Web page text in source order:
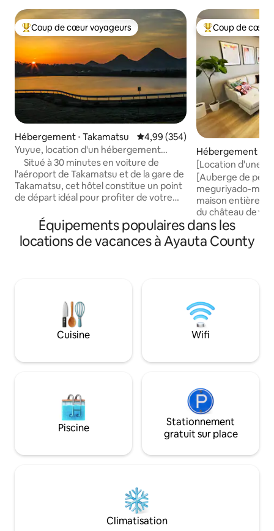
Coups de cœur voyageurs les plus appréciés
Coup de cœur voyageurs
Hébergement ⋅ Takamatsu Évaluation moyenne sur la
4,99 (354)
Yuyue, location d'un hébergement
entier (avec petit déjeuner) ~ Au cœur
de la province de Kagawa, base d'accès à
l'intérieur de Setouchi ~
Situé à 30 minutes en voiture de
l'aéroport de Takamatsu et de la gare de
Takamatsu, cet hôtel constitue un point
de départ idéal pour profiter de votre
voiture de location ou en train.Si
nécessaire, nous assurerons
gratuitement le transfert depuis et vers
pour les nuits consécutives. Il s'agit
d'une maison authentique de style
japonais, vieille de 50 ans et rénovée,
avec un jardin japonais, proposant une
de bain. Situé sur une colline à
profiter pleinement des paysages
naturels de saison, par exemple en
faisant une promenade matinale tout en
admirant le lever du soleil depuis les
pouvez également profiter d'un séjour
(80e étape de la route de pèlerinage de
Shikoku), et emprunter la route de
pèlerinage à pied. Pour les graines de
fleurs, vous pourrez aussi profiter des
Coups de cœur
Coup de cœur
Hébergement ⋅
[Location d'une
chambres /
parking pour 2
élégante et
[Auberge de
meguriyado-marugame
maison entière À
du château de☆
en voiture de
À 5 minutes en
de☆ Marugame
bâtiment ·
chambres) · 2
débit gratuit 2
[Emplacement] ·
l'aéroport de
de Sakade IC
minutes en
(autoroute)
voiture ·
à pied · 6
Marugame à
Équipements populaires dans les
locations de vacances à Ayauta County
Cuisine Wifi
Piscine
Stationnement
gratuit sur place
Climatisation